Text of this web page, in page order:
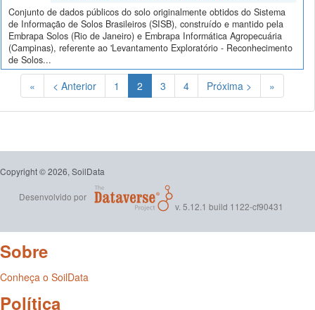
Conjunto de dados públicos do solo originalmente obtidos do Sistema
de Informação de Solos Brasileiros (SISB), construído e mantido pela
Embrapa Solos (Rio de Janeiro) e Embrapa Informática Agropecuária
(Campinas), referente ao 'Levantamento Exploratório - Reconhecimento
de Solos...
« < Anterior 1 2 (Atual)
3 4 Próxima > »
Copyright © 2026, SoilData
Desenvolvido por
v. 5.12.1 build 1122-cf90431
Sobre
Conheça o SoilData
Política